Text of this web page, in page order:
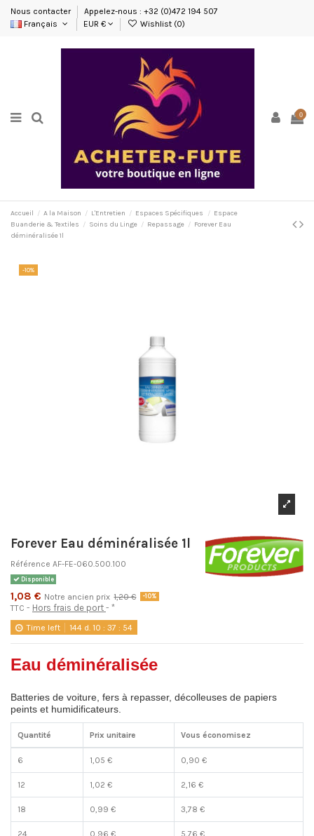
Nous contacter
Appelez-nous : +32 (0)472 194 507
Français
EUR € Wishlist (0)
0
Accueil A la Maison L'Entretien Espaces Spécifiques
Espace
Buanderie & Textiles
Soins du Linge Repassage
Forever Eau
déminéralisée 1l
-10%
Forever Eau déminéralisée 1l
Référence AF-FE-060.500.100
Disponible
1,08 € Notre ancien prix 1,20 € -10%
TTC Hors frais de port *
Time left 144 d. 10 :37 : 54
Eau déminéralisée
Batteries de voiture, fers à repasser, décolleuses de papiers
peints et humidificateurs.
Quantité Prix unitaire Vous économisez
6 1,05 € 0,90 €
12 1,02 € 2,16 €
18 0,99 € 3,78 €
24 0,96 € 5,76 €